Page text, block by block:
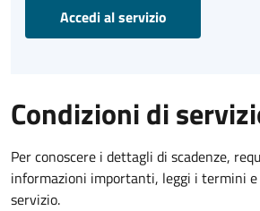
Accedi al servizio
Condizioni di
Per conoscere i dettagli di scadenze,
informazioni importanti, leggi i termini e
servizio.